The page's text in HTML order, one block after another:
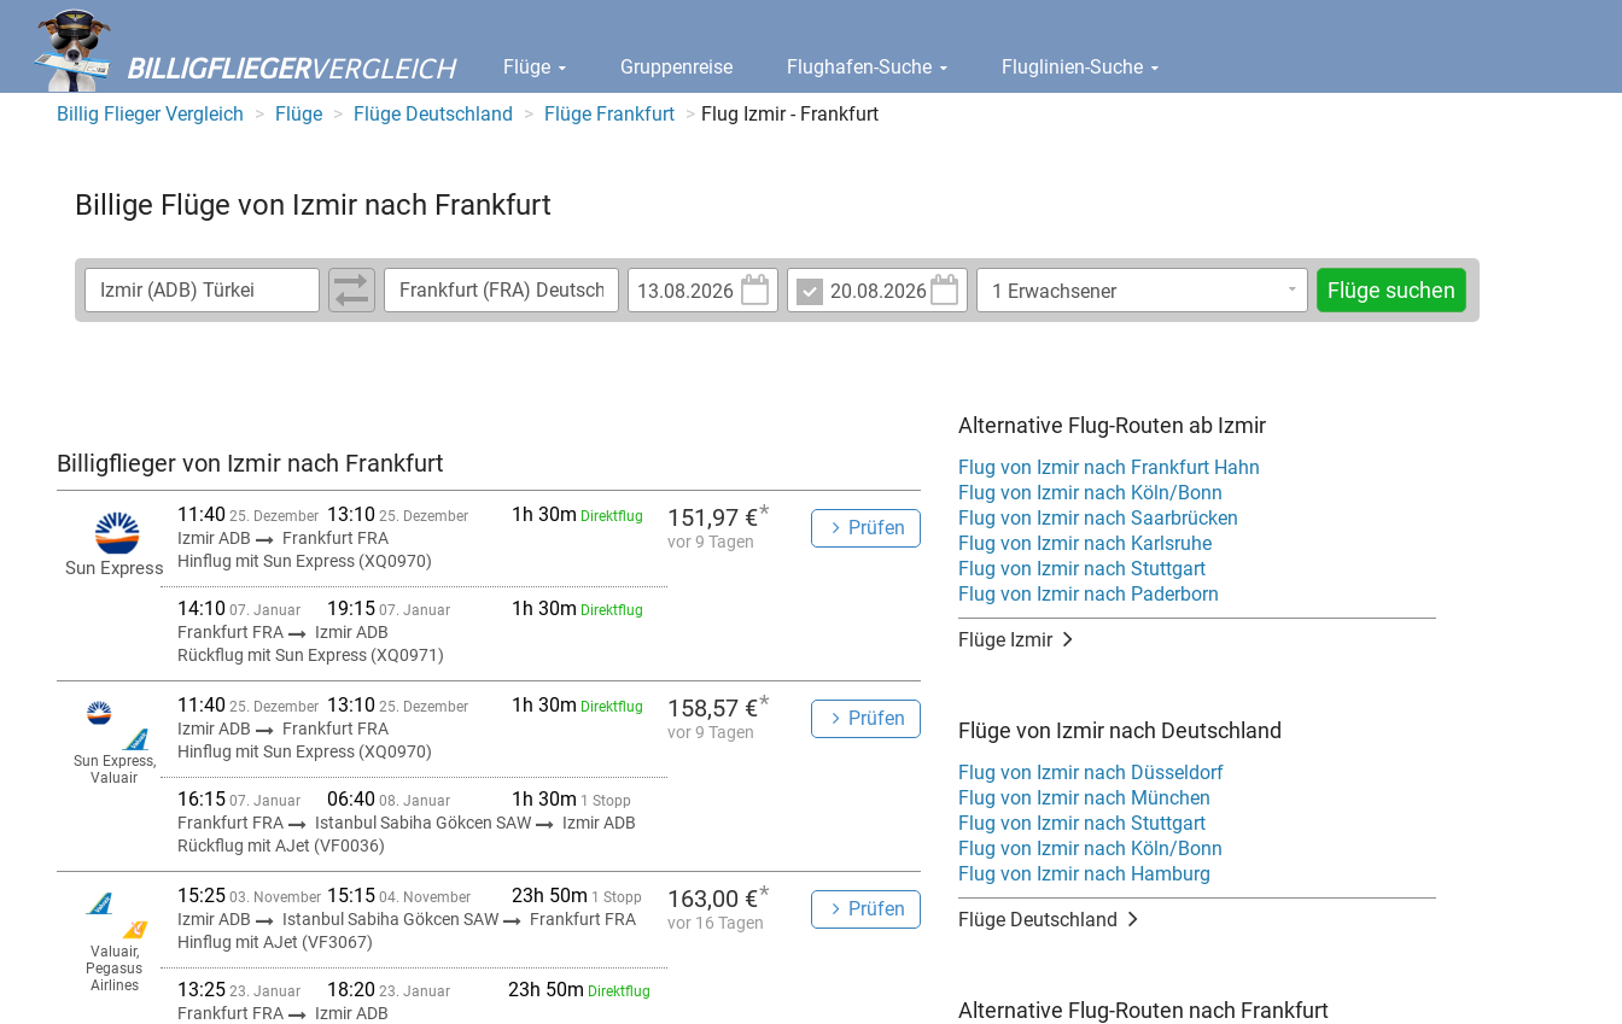
BILLIGFLIEGERVERGLEICH Flüge Gruppenreise Flughafen-Suche Fluglinien-Suche
Billig Flieger Vergleich Flüge Flüge Deutschland Flüge Frankfurt Flug Izmir - Frankfurt
Billige Flüge von Izmir nach Frankfurt
Flüge suchen
Billigflieger von Izmir nach Frankfurt
11:40 25. Dezember 13:10 25. Dezember 1h 30m Direktflug
Izmir ADB
Frankfurt FRA
Hinflug mit Sun Express (XQ0970)
14:10 07. Januar 19:15 07. Januar 1h 30m Direktflug
Frankfurt FRA
Izmir ADB
Rückflug mit Sun Express (XQ0971)
Sun Express
151,97 €*
vor 9 Tagen
Prüfen
11:40 25. Dezember 13:10 25. Dezember 1h 30m Direktflug
Izmir ADB
Frankfurt FRA
Hinflug mit Sun Express (XQ0970)
16:15 07. Januar 06:40 08. Januar 1h 30m 1 Stopp
Frankfurt FRA Istanbul Sabiha Gökcen SAW
Izmir ADB
Rückflug mit AJet (VF0036)
Sun Express,
Valuair
158,57 €*
vor 9 Tagen
Prüfen
15:25 03. November 15:15 04. November 23h 50m 1 Stopp
Izmir ADB Istanbul Sabiha Gökcen SAW
Frankfurt FRA
Hinflug mit AJet (VF3067)
13:25 23. Januar 18:20 23. Januar 23h 50m Direktflug
Frankfurt FRA
Izmir ADB
Valuair,
Pegasus
Airlines
163,00 €*
vor 16 Tagen
Prüfen
Alternative Flug-Routen ab Izmir
Flug von Izmir nach Frankfurt Hahn
Flug von Izmir nach Köln/Bonn
Flug von Izmir nach Saarbrücken
Flug von Izmir nach Karlsruhe
Flug von Izmir nach Stuttgart
Flug von Izmir nach Paderborn
Flüge Izmir
Flüge von Izmir nach Deutschland
Flug von Izmir nach Düsseldorf
Flug von Izmir nach München
Flug von Izmir nach Stuttgart
Flug von Izmir nach Köln/Bonn
Flug von Izmir nach Hamburg
Flüge Deutschland
Alternative Flug-Routen nach Frankfurt